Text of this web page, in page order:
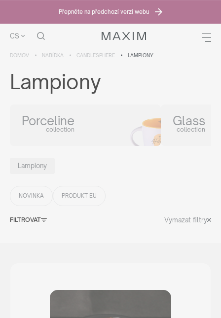
Přepněte na předchozí verzi webu
CS
DOMOV NABÍDKA CANDLESPHERE LAMPIONY
Lampiony
Porceline
collection
Glass
collection
Lampiony
NOVINKA PRODUKT EU
Vymazat filtry
FILTROVAT